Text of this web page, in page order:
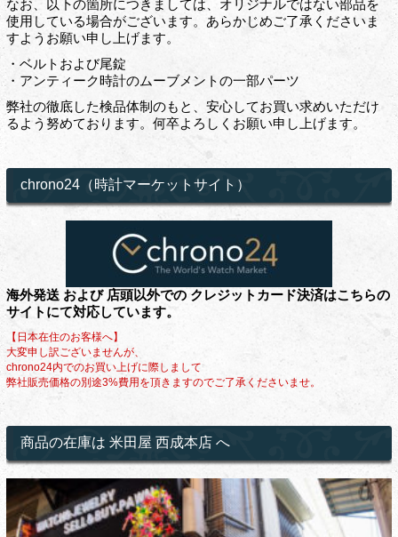
なお、以下の箇所につきましては、オリジナルではない部品を
使用している場合がございます。あらかじめご了承くださいま
すようお願い申し上げます。
・ベルトおよび尾錠
・アンティーク時計のムーブメントの一部パーツ
弊社の徹底した検品体制のもと、安心してお買い求めいただけ
るよう努めております。何卒よろしくお願い申し上げます。
chrono24（時計マーケットサイト）
海外発送 および 店頭以外での クレジットカード決済はこちらの
サイトにて対応しています。
【日本在住のお客様へ】
大変申し訳ございませんが、
chrono24内でのお買い上げに際しまして
弊社販売価格の別途3%費用を頂きますのでご了承くださいませ。
商品の在庫は 米田屋 西成本店 へ